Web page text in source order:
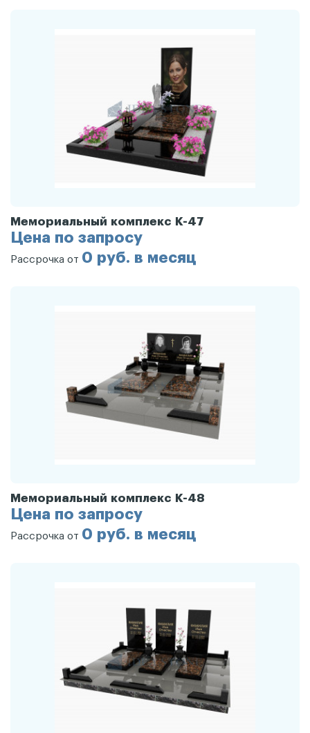
Мемориальный комплекс К-47
Цена по запросу
Рассрочка от 0 руб. в месяц
Мемориальный комплекс К-48
Цена по запросу
Рассрочка от 0 руб. в месяц